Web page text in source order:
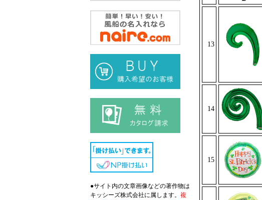
●サイト内の文章画像などの著作物は
キッシーズ株式会社に属します。 複
13
14
15